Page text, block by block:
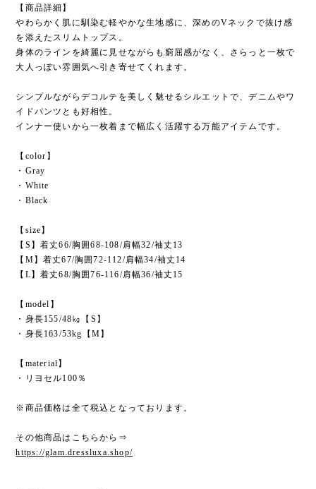
【商品詳細】
やわらかく肌に馴染む軽やかな生地感に、深めのVネックで抜け感
を添えたスリムトップス。
身体のラインを綺麗に見せながらも窮屈感がなく、さらっと一枚で
大人っぽい雰囲気へ引き寄せてくれます。
シンプルながらデコルテを美しく魅せるシルエットで、デニムやワ
イドパンツとも好相性。
インナー使いから一枚着まで幅広く活躍する万能アイテムです。
【color】
・Gray
・White
・Black
【size】
【S】着丈66/胸囲68-108/肩幅32/袖丈13
【M】着丈67/胸囲72-112/肩幅34/袖丈14
【L】着丈68/胸囲76-116/肩幅36/袖丈15
【model】
・身長155/48㎏【S】
・身長163/53kg【M】
【material】
・リヨセル100％
※商品価格は全て税込となっております。
その他商品はこちらから⇒
https://glam.dressluxa.shop/